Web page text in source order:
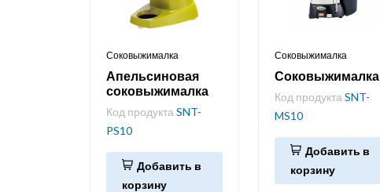
Соковыжималка
Апельсиновая
соковыжималка
Код продукта SNT-
PS10
Добавить в
корзину
Соковыжималка
Соковыжималка
Код продукта SNT-
MS10
Добавить в
корзину